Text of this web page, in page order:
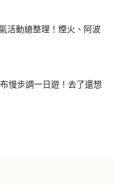
活動總整理！煙火、阿波
慢步調一日遊！去了還想